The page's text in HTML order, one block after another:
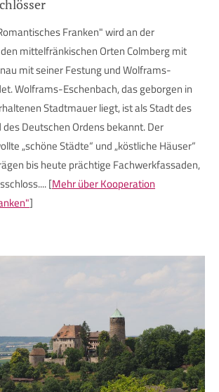
Franken" wird an der
mittelfränkischen Orten Colmberg mit
mit seiner Festung und Wolframs-
Wolframs-Eschenbach, das geborgen in
Stadtmauer liegt, ist als Stadt des
Deutschen Ordens bekannt. Der
„schöne Städte“ und „köstliche Häuser“
bis heute prächtige Fachwerkfassaden,
[Mehr über Kooperation
]